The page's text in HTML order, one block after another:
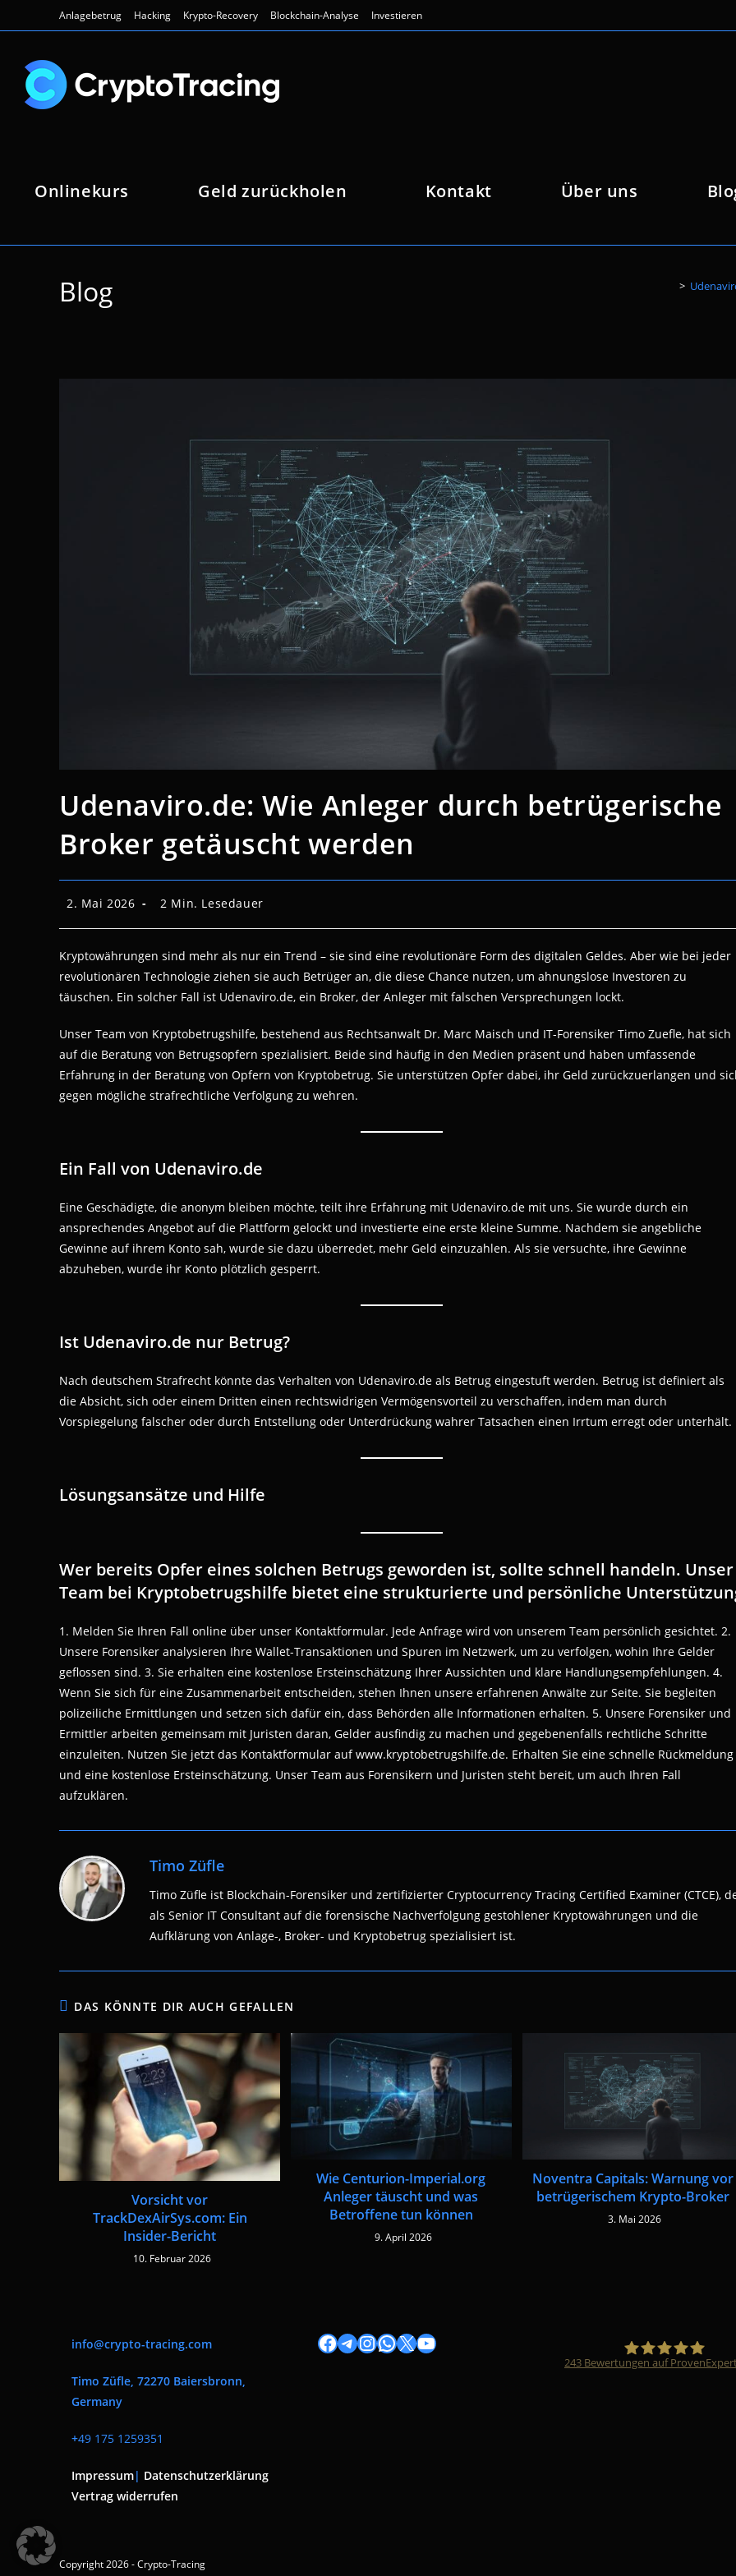
Inhalt
Anlagebetrug Hacking Krypto-Recovery Blockchain-Analyse Investieren
Onlinekurs Geld zurückholen Kontakt Über uns
Blog >
Udenaviro.de: Wie Anleger durch betrügerische
Broker getäuscht werden
Beitrag
2. Mai 2026 Lesedauer:
2 Min. Lesedauer
Kryptowährungen sind mehr als nur ein Trend – sie sind eine revolutionäre Form des digitalen Geldes. Aber wie bei jeder
revolutionären Technologie ziehen sie auch Betrüger an, die diese Chance nutzen, um ahnungslose Investoren zu
täuschen. Ein solcher Fall ist Udenaviro.de, ein Broker, der Anleger mit falschen Versprechungen lockt.
Unser Team von Kryptobetrugshilfe, bestehend aus Rechtsanwalt Dr. Marc Maisch und IT-Forensiker Timo Zuefle, hat sich
auf die Beratung von Betrugsopfern spezialisiert. Beide sind häufig in den Medien präsent und haben umfassende
Erfahrung in der Beratung von Opfern von Kryptobetrug. Sie unterstützen Opfer dabei, ihr Geld zurückzuerlangen und
gegen mögliche strafrechtliche Verfolgung zu wehren.
Ein Fall von Udenaviro.de
Eine Geschädigte, die anonym bleiben möchte, teilt ihre Erfahrung mit Udenaviro.de mit uns. Sie wurde durch ein
ansprechendes Angebot auf die Plattform gelockt und investierte eine erste kleine Summe. Nachdem sie angebliche
Gewinne auf ihrem Konto sah, wurde sie dazu überredet, mehr Geld einzuzahlen. Als sie versuchte, ihre Gewinne
abzuheben, wurde ihr Konto plötzlich gesperrt.
Ist Udenaviro.de nur Betrug?
Nach deutschem Strafrecht könnte das Verhalten von Udenaviro.de als Betrug eingestuft werden. Betrug ist definiert als
die Absicht, sich oder einem Dritten einen rechtswidrigen Vermögensvorteil zu verschaffen, indem man durch
Vorspiegelung falscher oder durch Entstellung oder Unterdrückung wahrer Tatsachen einen Irrtum erregt oder unterhält.
Lösungsansätze und Hilfe
Wer bereits Opfer eines solchen Betrugs geworden ist, sollte schnell handeln. Unser
Team bei Kryptobetrugshilfe bietet eine strukturierte und persönliche
1. Melden Sie Ihren Fall online über unser Kontaktformular. Jede Anfrage wird von unserem Team persönlich gesichtet. 2.
Unsere Forensiker analysieren Ihre Wallet-Transaktionen und Spuren im Netzwerk, um zu verfolgen, wohin Ihre Gelder
geflossen sind. 3. Sie erhalten eine kostenlose Ersteinschätzung Ihrer Aussichten und klare Handlungsempfehlungen. 4.
Wenn Sie sich für eine Zusammenarbeit entscheiden, stehen Ihnen unsere erfahrenen Anwälte zur Seite. Sie begleiten
polizeiliche Ermittlungen und setzen sich dafür ein, dass Behörden alle Informationen erhalten. 5. Unsere Forensiker und
Ermittler arbeiten gemeinsam mit Juristen daran, Gelder ausfindig zu machen und gegebenenfalls rechtliche Schritte
einzuleiten. Nutzen Sie jetzt das Kontaktformular auf www.kryptobetrugshilfe.de. Erhalten Sie eine schnelle Rückmeldung
und eine kostenlose Ersteinschätzung. Unser Team aus Forensikern und Juristen steht bereit, um auch Ihren Fall
aufzuklären.
Timo Züfle
Timo Züfle ist Blockchain-Forensiker und zertifizierter Cryptocurrency Tracing Certified Examiner (CTCE),
als Senior IT Consultant auf die forensische Nachverfolgung gestohlener Kryptowährungen und die
Aufklärung von Anlage-, Broker- und Kryptobetrug spezialisiert ist.
DAS KÖNNTE DIR AUCH GEFALLEN
Vorsicht vor
TrackDexAirSys.com: Ein
Insider-Bericht
10. Februar 2026
Wie Centurion-Imperial.org
Anleger täuscht und was
Betroffene tun können
9. April 2026
Noventra Capitals: Warnung vor
betrügerischem Krypto-Broker
3. Mai 2026
info@crypto-tracing.com
Timo Züfle, 72270 Baiersbronn,
Germany
+49 175 1259351
Impressum| Datenschutzerklärung
Vertrag widerrufen
Facebook
Telegram
Instagram
WhatsApp
X YouTube
243 Bewertungen auf
Copyright 2026 - Crypto-Tracing